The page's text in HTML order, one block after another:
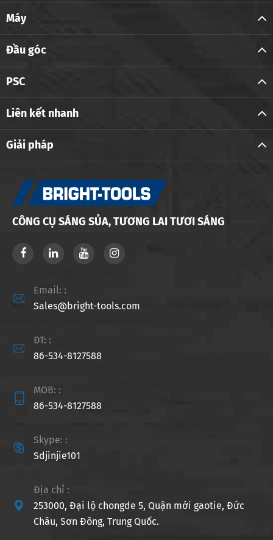
Máy
Đầu góc
PSC
Liên kết nhanh
Giải pháp
CÔNG CỤ SÁNG SỦA, TƯƠNG LAI TƯƠI SÁNG

Email: :
Sales@bright-tools.com

ĐT: :
86-534-8127588

MOB: :
86-534-8127588

Skype: :
Sdjinjie101

Địa chỉ :
253000, Đại lộ chongde 5, Quận mới gaotie, Đức
Châu, Sơn Đông, Trung Quốc.